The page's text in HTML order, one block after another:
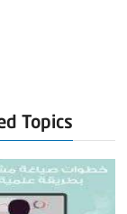
Topics